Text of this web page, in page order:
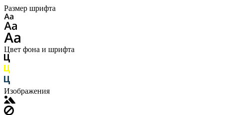
Размер шрифта
Цвет фона и шрифта
Изображения